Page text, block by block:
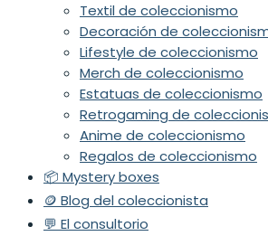
Textil de coleccionismo
Decoración de
Lifestyle de coleccionismo
Merch de coleccionismo
Estatuas de coleccionismo
Retrogaming de
Anime de coleccionismo
Regalos de coleccionismo
📦 Mystery boxes
🪙 Blog del coleccionista
💬 El consultorio